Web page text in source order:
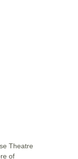
Theatre
of